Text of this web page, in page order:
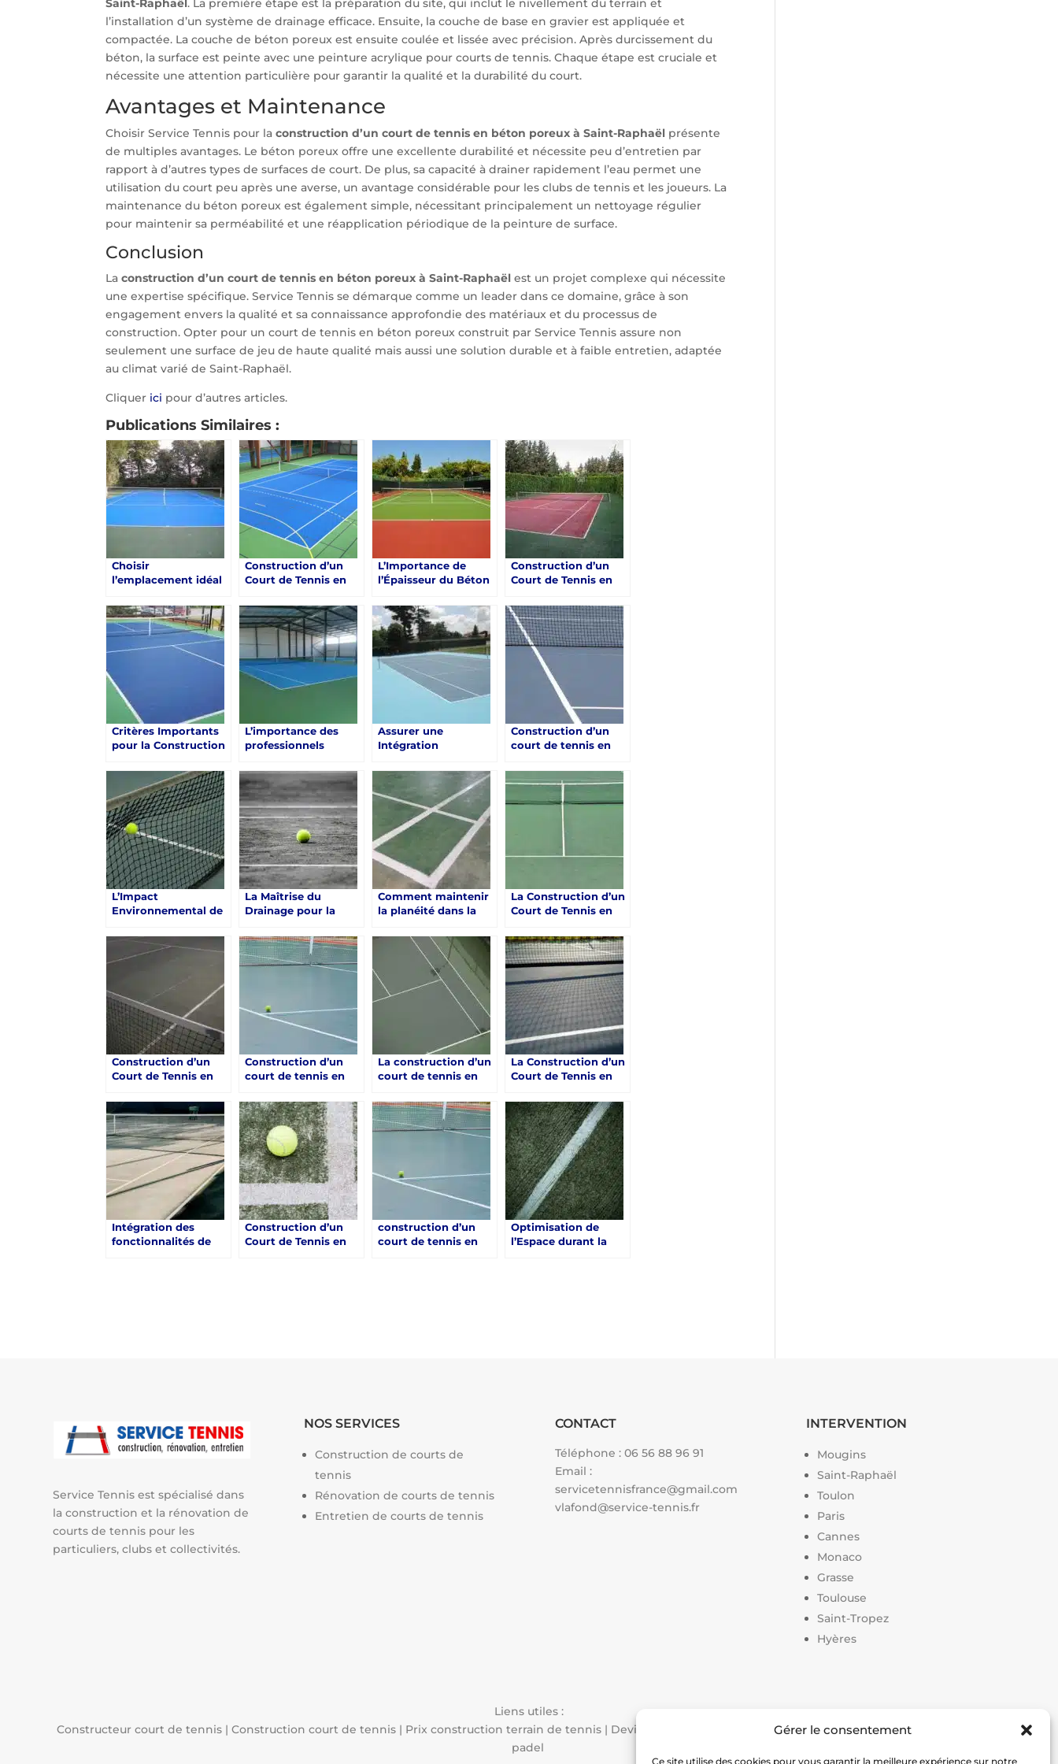
Gérer le consentement
Ce site utilise des cookies pour vous garantir la meilleure expérience sur notre
Saint-Raphaël. La première étape est la préparation du site, qui inclut le nivellement du terrain et
l’installation d’un système de drainage efficace. Ensuite, la couche de base en gravier est appliquée et
compactée. La couche de béton poreux est ensuite coulée et lissée avec précision. Après durcissement du
béton, la surface est peinte avec une peinture acrylique pour courts de tennis. Chaque étape est cruciale et
nécessite une attention particulière pour garantir la qualité et la durabilité du court.
Avantages et Maintenance
Choisir Service Tennis pour laconstruction d’un court de tennis en béton poreux à Saint-Raphaël présente
de multiples avantages. Le béton poreux offre une excellente durabilité et nécessite peu d’entretien par
rapport à d’autres types de surfaces de court. De plus, sa capacité à drainer rapidement l’eau permet une
utilisation du court peu après une averse, un avantage considérable pour les clubs de tennis et les joueurs. La
maintenance du béton poreux est également simple, nécessitant principalement un nettoyage régulier
pour maintenir sa perméabilité et une réapplication périodique de la peinture de surface.
Conclusion
Laconstruction d’un court de tennis en béton poreux à Saint-Raphaël est un projet complexe qui nécessite
une expertise spécifique. Service Tennis se démarque comme un leader dans ce domaine, grâce à son
engagement envers la qualité et sa connaissance approfondie des matériaux et du processus de
construction. Opter pour un court de tennis en béton poreux construit par Service Tennis assure non
seulement une surface de jeu de haute qualité mais aussi une solution durable et à faible entretien, adaptée
au climat varié de Saint-Raphaël.
Cliquer ici pour d’autres articles.
Publications Similaires :
Choisir
l’emplacement idéal
d’un court de tennis
en béton poreux à
Saint-Raphaël
Construction d’un
Court de Tennis en
Saint-Raphaël
L’Importance de
l’Épaisseur du Béton
Court tennis Béton
Poreux à Saint-
Raphaël
Construction d’un
Court de Tennis en
Saint-Raphaël et Un
Défi de Drainage
Critères Importants
pour la Construction
en Béton Poreux à
Saint-Raphaël
L’importance des
professionnels
Construction d’un
Court de tennis en
Béton Poreux à
Saint-Raphaël
Assurer une
Intégration
Construction d’un
Court de Tennis en
Béton Poreux à
Saint-Raphaël
Construction d’un
court de tennis en
Raphaël : Service
Tennis un expert
dans ce domaine
L’Impact
Environnemental de
Court de Tennis en
Béton Poreux à
La Maîtrise du
Drainage pour la
court de tennis en
béton poreux à Saint-
Raphaël
Comment maintenir
la planéité dans la
court de tennis en
béton poreux à Saint-
Raphaël?
La Construction d’un
Court de Tennis en
Saint-Raphaël: Un
Guide Complet par
Service Tennis
Construction d’un
Court de Tennis en
Saint-Raphaël : Le
Guide Essentiel
Construction d’un
court de tennis en
Raphaël :
Règlementations
locales et expertise
de Service Tennis
La construction d’un
court de tennis en
Raphaël : Une
expertise de Service
Tennis dans ce
La Construction d’un
Court de Tennis en
Saint-Raphaël par
Service Tennis un
leader dans ce
domaine
Intégration des
fonctionnalités de
Construction d’un
Court de Tennis en
construction d’un
court de tennis en
Optimisation de
l’Espace durant la
Service Tennis est spécialisé dans
la construction et la rénovation de
courts de tennis pour les
particuliers, clubs et collectivités.
NOS SERVICES
Construction de courts de
tennis
Rénovation de courts de tennis
Entretien de courts de tennis
CONTACT
Téléphone :06 56 88 96 91
Email :
servicetennisfrance@gmail.com
vlafond@service-tennis.fr
INTERVENTION
Mougins
Saint-Raphaël
Toulon
Paris
Cannes
Monaco
Grasse
Toulouse
Saint-Tropez
Hyères
Liens utiles :
Constructeur court de tennis | Construction court de tennis | Prix construction terrain de tennis | Devis construction terrain de pickleball|Prix construction terrain de
padel